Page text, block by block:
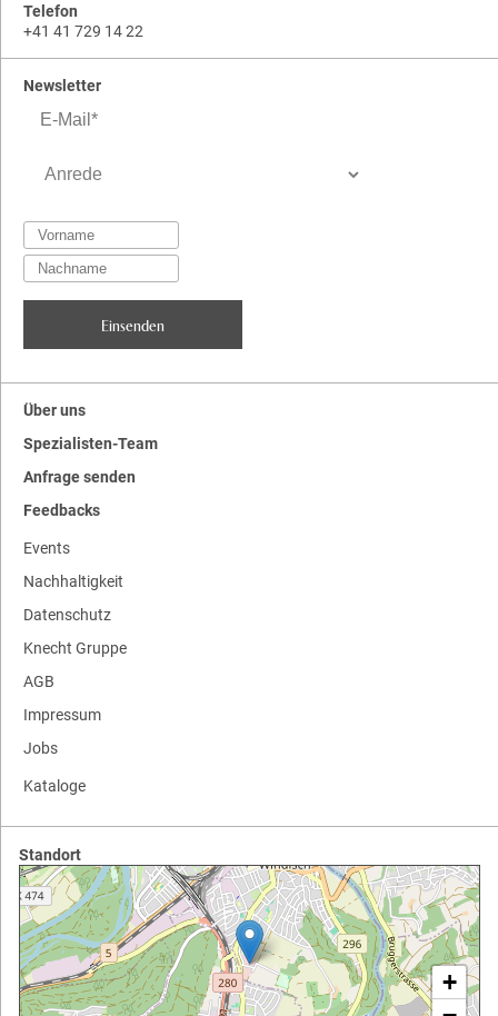
Telefon
+41 41 729 14 22
Newsletter
Über uns
Spezialisten-Team
Anfrage senden
Feedbacks
Events
Nachhaltigkeit
Datenschutz
Knecht Gruppe
AGB
Impressum
Jobs
Kataloge
Standort
+